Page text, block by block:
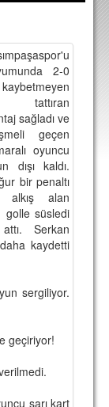
2-0
tattıran
sağladı ve
geçen
oyuncu
dışı kaldı.
bir penaltı
alan
golle süsledi
Serkan
kaydetti
sergiliyor.
geçiriyor!
sarı kart